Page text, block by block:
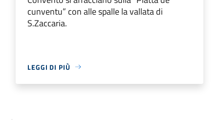
cunventu” con alle spalle la vallata di
S.Zaccaria.
LEGGI DI PIÙ